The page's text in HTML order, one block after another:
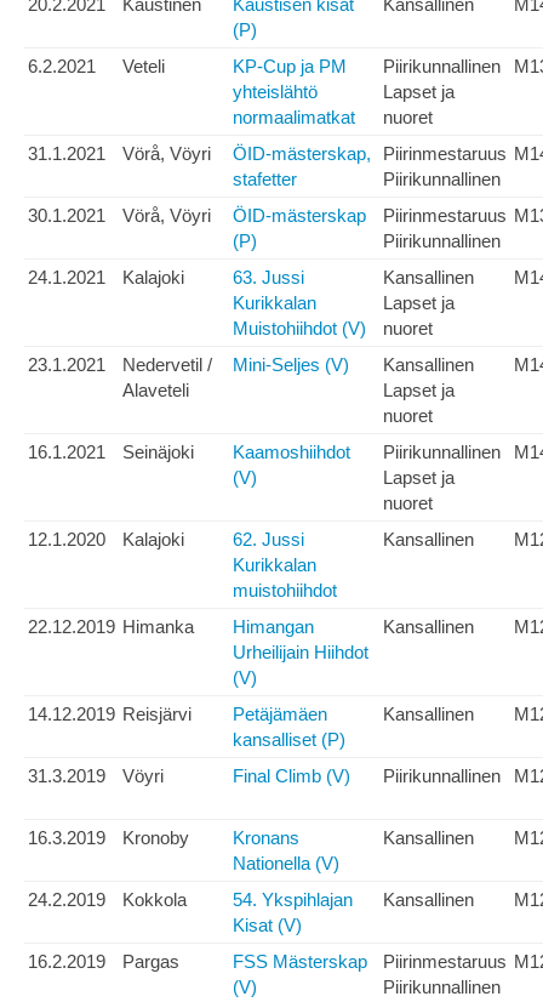
20.2.2021 Kaustinen
Kaustisen kisat
(P)
Kansallinen
6.2.2021 Veteli
KP-Cup ja PM
yhteislähtö
normaalimatkat
Piirikunnallinen
Lapset ja
nuoret
31.1.2021 Vörå, Vöyri
ÖID-mästerskap,
stafetter
Piirinmestaruus
Piirikunnallinen
30.1.2021 Vörå, Vöyri
ÖID-mästerskap
(P)
Piirinmestaruus
Piirikunnallinen
24.1.2021 Kalajoki
63. Jussi
Kurikkalan
Muistohiihdot (V)
Kansallinen
Lapset ja
nuoret
23.1.2021
Nedervetil /
Alaveteli
Mini-Seljes (V)
Kansallinen
Lapset ja
nuoret
16.1.2021 Seinäjoki
Kaamoshiihdot
(V)
Piirikunnallinen
Lapset ja
nuoret
12.1.2020 Kalajoki
62. Jussi
Kurikkalan
muistohiihdot
Kansallinen
22.12.2019 Himanka
Himangan
Urheilijain Hiihdot
(V)
Kansallinen
14.12.2019 Reisjärvi
Petäjämäen
kansalliset (P)
Kansallinen
31.3.2019 Vöyri Final Climb (V) Piirikunnallinen
16.3.2019 Kronoby
Kronans
Nationella (V)
Kansallinen
24.2.2019 Kokkola
54. Ykspihlajan
Kisat (V)
Kansallinen
16.2.2019 Pargas
FSS Mästerskap
(V)
Piirinmestaruus
Piirikunnallinen